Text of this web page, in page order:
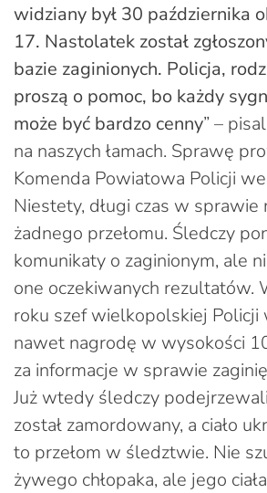
widziany był 30 października
17. Nastolatek został
bazie zaginionych. Policja,
proszą o pomoc, bo każdy
może być bardzo cenny” –
na naszych łamach. Sprawę
Komenda Powiatowa Policji
Niestety, długi czas w sprawie
żadnego przełomu. Śledczy
komunikaty o zaginionym, ale
one oczekiwanych rezultatów.
roku szef wielkopolskiej Policji
nawet nagrodę w wysokości
za informacje w sprawie
Już wtedy śledczy
został zamordowany, a ciało
to przełom w śledztwie. Nie
żywego chłopaka, ale jego